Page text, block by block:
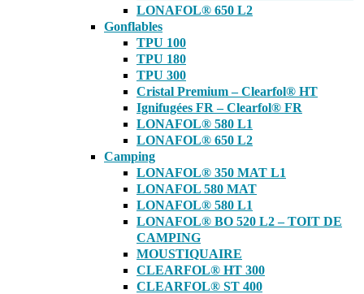
LONAFOL® 650 L2
Gonflables
TPU 100
TPU 180
TPU 300
Cristal Premium – Clearfol® HT
Ignifugées FR – Clearfol® FR
LONAFOL® 580 L1
LONAFOL® 650 L2
Camping
LONAFOL® 350 MAT L1
LONAFOL 580 MAT
LONAFOL® 580 L1
LONAFOL® BO 520 L2 – TOIT DE
CAMPING
MOUSTIQUAIRE
CLEARFOL® HT 300
CLEARFOL® ST 400